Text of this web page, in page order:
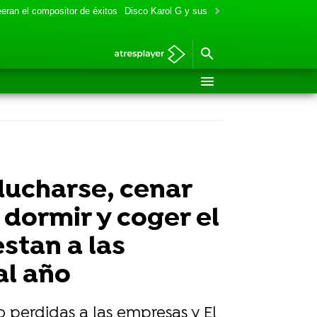
el compositor de éxitos Disco Karol G y sus colaboraciones
cenar
y coger el
a las
año